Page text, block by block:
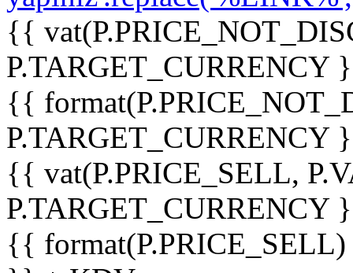
{{
P.TARGET_CURRENCY
{{
P.TARGET_CURRENCY
{{ vat(P.PRICE_SELL,
P.TARGET_CURRENCY
{{